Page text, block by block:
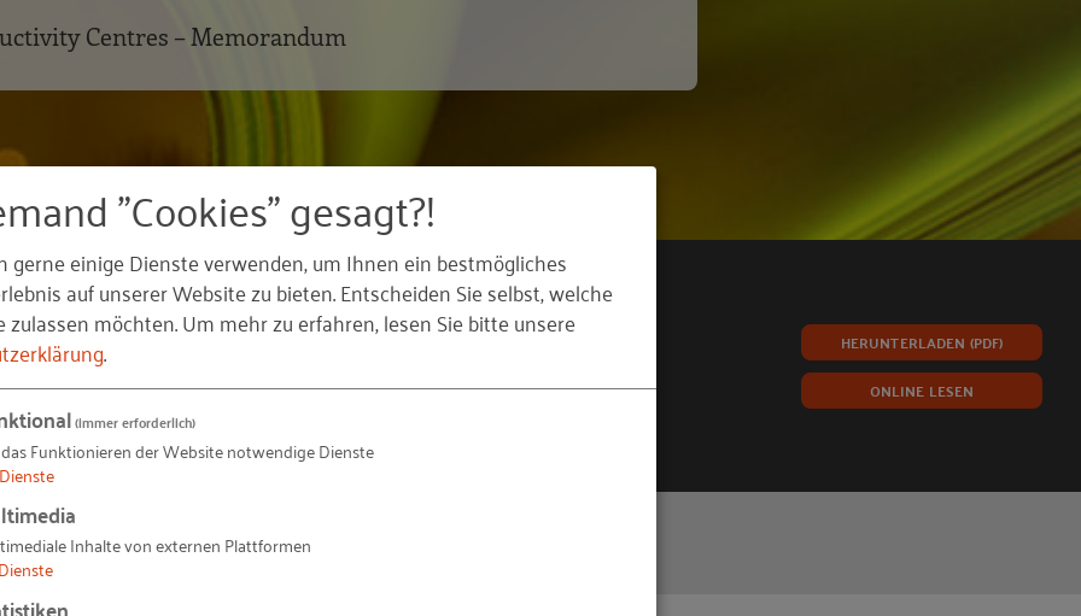
Centres – Memorandum
für industrielle Dienstleistungen stärken
HERUNTERLADEN (PDF)
ONLINE LESEN
Produktivität – Der Schlüssel zum Wohlstand
"Cookies" gesagt?!
gerne einige Dienste verwenden, um Ihnen ein bestmögliches
auf unserer Website zu bieten. Entscheiden Sie selbst, welche
zulassen möchten.Um mehr zu erfahren, lesen Sie bitte unsere
.
(immer erforderlich)
Funktionieren der Website notwendige Dienste
Dienste
Inhalte von externen Plattformen
Dienste